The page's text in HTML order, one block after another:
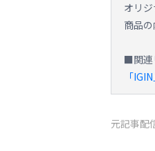
オリ
商品
■関連
「
元記事配